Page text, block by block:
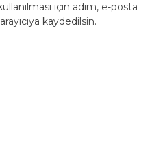
için adım, e-posta
kaydedilsin.